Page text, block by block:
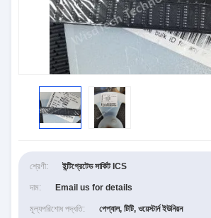
শ্রেণী: ইন্টিগ্রেটেড সার্কিট ICS
দাম: Email us for details
মূল্যপরিশোধ পদ্ধতি: পেপ্যাল, টিটি, ওয়েস্টার্ন ইউনিয়ন